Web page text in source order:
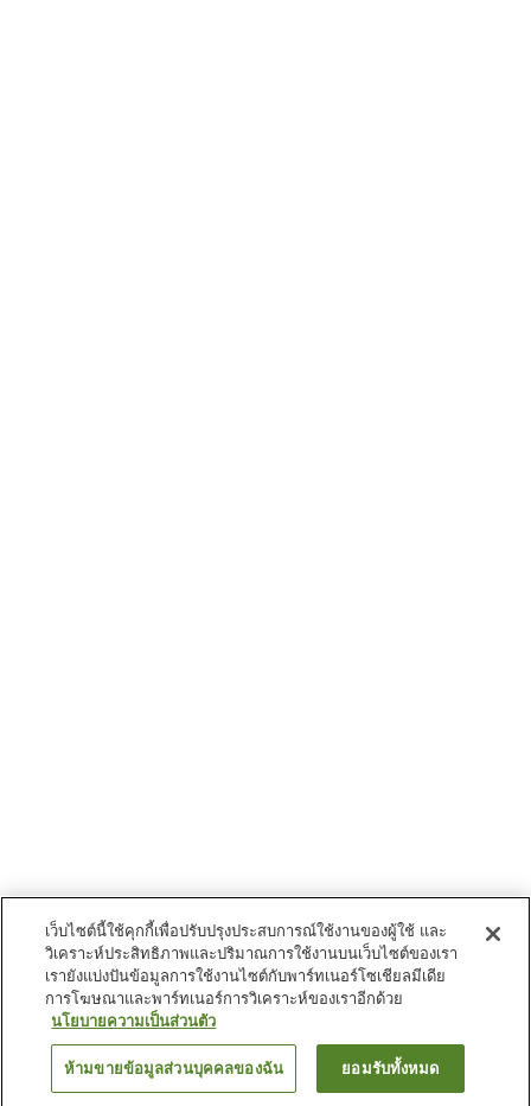
ย้อนกลับ
เว็บไซต์นี้ใช้คุกกี้เพื่อปรับปรุงประสบการณ์ใช้งานของผู้ใช้ และ
วิเคราะห์ประสิทธิภาพและปริมาณการใช้งานบนเว็บไซต์ของเรา
เรายังแบ่งปันข้อมูลการใช้งานไซต์กับพาร์ทเนอร์โซเชียลมีเดีย
การโฆษณาและพาร์ทเนอร์การวิเคราะห์ของเราอีกด้วย
นโยบายความเป็นส่วนตัว
ห้ามขายข้อมูลส่วนบุคคลของฉัน ยอมรับทั้งหมด